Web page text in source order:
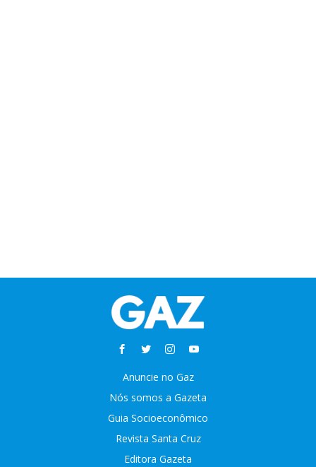
Anuncie no Gaz
Nós somos a Gazeta
Guia Socioeconômico
Revista Santa Cruz
Editora Gazeta